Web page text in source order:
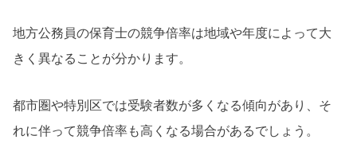
地方公務員の保育士の競争倍率は地域や年度によって大
きく異なることが分かります。
都市圏や特別区では受験者数が多くなる傾向があり、そ
れに伴って競争倍率も高くなる場合があるでしょう。